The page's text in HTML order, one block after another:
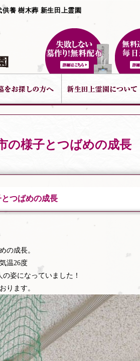
供養 樹木葬 新生田上霊園
の様子とつばめの成長
つばめの成長
の成長。
温26度
姿になっていました！
ります。